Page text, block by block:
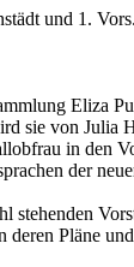
und 1.
Eliza
sie von Julia
in den
der
stehenden
deren Pläne